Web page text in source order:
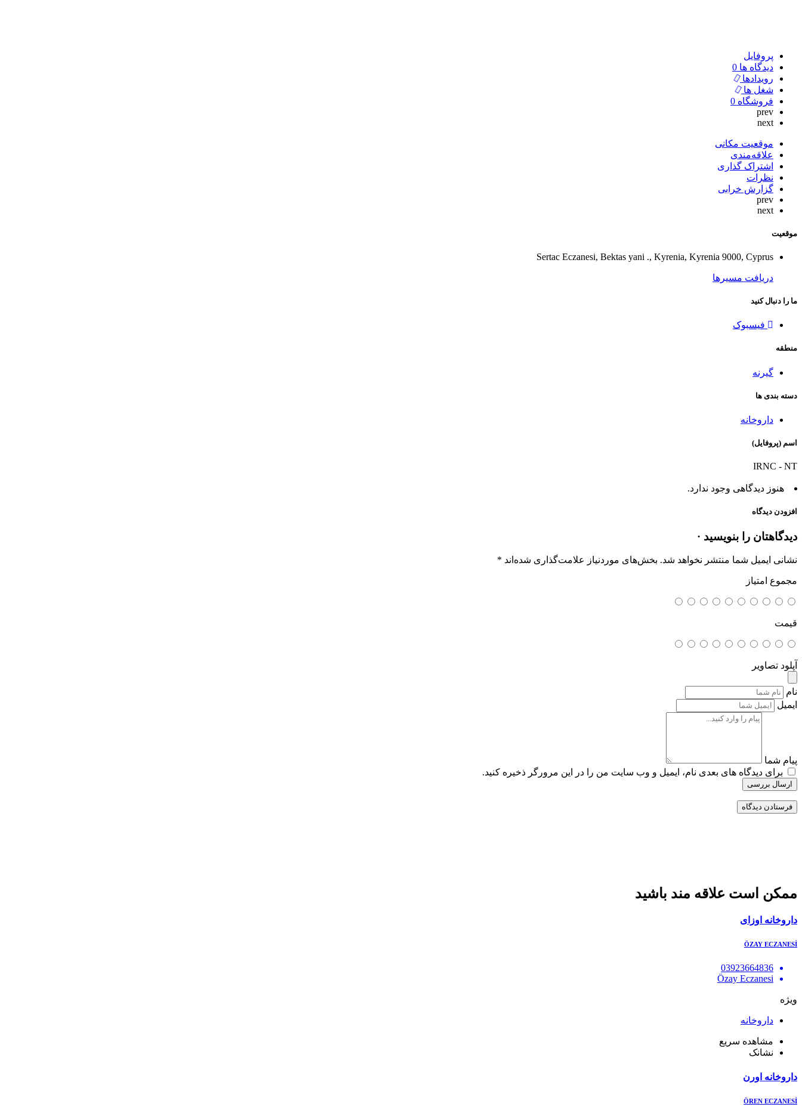
پروفایل
دیدگاه ها 0
رویدادها
شغل ها
فروشگاه 0
prev
next
موقعیت مکانی
علاقه‌مندی
اشتراک گذاری
نظرات
گزارش خرابی
prev
next
موقعیت
Sertac Eczanesi, Bektas yani ., Kyrenia, Kyrenia 9000, Cyprus
دریافت مسیرها
ما را دنبال کنید
فیسبوک
منطقه
گیرنه
دسته بندی ها
داروخانه
اسم (پروفایل)
IRNC - NT
هنوز دیدگاهی وجود ندارد.
افزودن دیدگاه
دیدگاهتان را بنویسید ·
نشانی ایمیل شما منتشر نخواهد شد. بخش‌های موردنیاز علامت‌گذاری شده‌اند *
مجموع امتیاز
قیمت
آپلود تصاویر
نام
ایمیل
پیام شما
برای دیدگاه های بعدی نام، ایمیل و وب سایت من را در این مرورگر ذخیره کنید.
ارسال بررسی
ممکن است علاقه مند باشید
داروخانه اوزای
ÖZAY ECZANESİ
03923664836
Özay Eczanesi
ویژه
داروخانه
مشاهده سریع
نشانک
داروخانه اورن
ÖREN ECZANESİ